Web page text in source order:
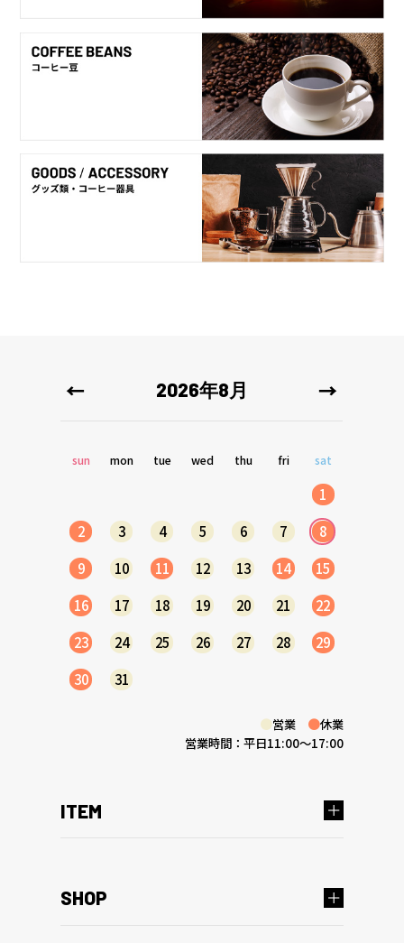
ITEM
SHOP
2026年8月
sun mon tue wed thu fri sat
1
2
3 4 5 6 7
8
9
10 11 12 13 14
15
16
17 18 19 20 21
22
23
24 25 26 27 28
29
30
31
●営業 ●休業
営業時間：平日11:00～17:00